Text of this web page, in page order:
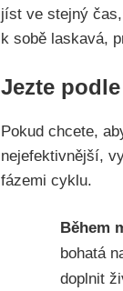
jíst ve stejný
k sobě laskavá,
Jezte
Pokud chcete,
nejefektivnější,
fázemi cyklu.
Během
bohatá
doplnit